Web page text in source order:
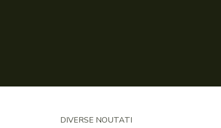
DIVERSE NOUTATI